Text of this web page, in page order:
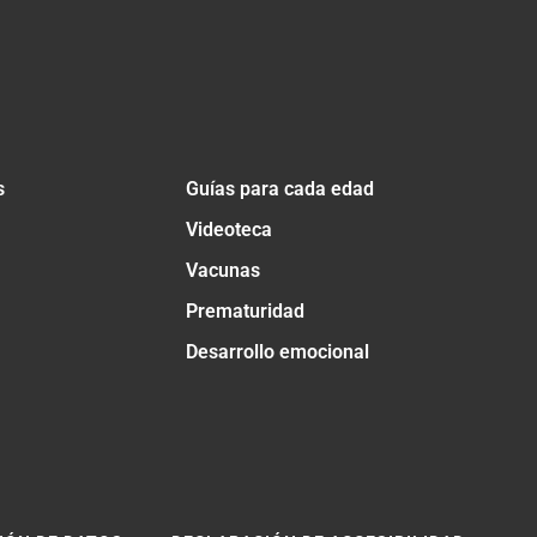
Guías para cada edad
Videoteca
Vacunas
Prematuridad
Desarrollo emocional